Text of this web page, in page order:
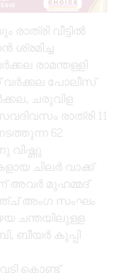
വീട്ടിൽ
ശ്രമിച്ച
രാമന്തള്ളി
പോലീസ്
ചരുവിള
രാത്രി 11
62
വിഷ്ണു
ചിലർ വാക്ക്
അവർ മുഹമ്മദ്‌
അംഗ സംഘം
ചന്തയിലുള്ള
ബീയർ കുപ്പി
കൊണ്ട്